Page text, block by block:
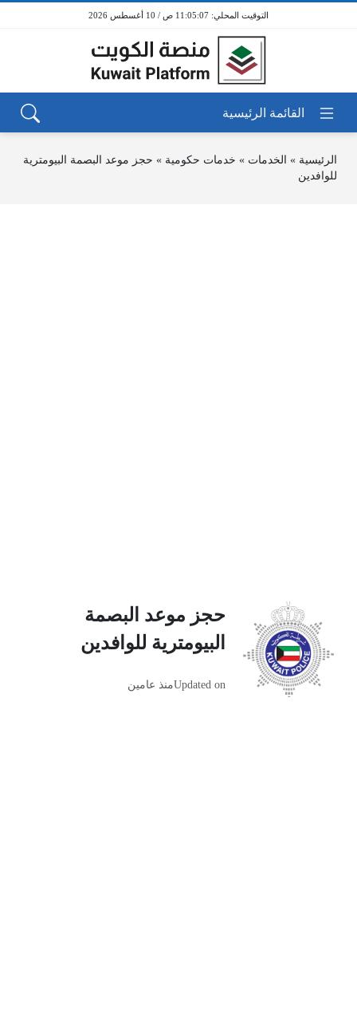
11:05:07 ص / 10 أغسطس 2026
الرئيسية » الخدمات » خدمات حكومية » حجز موعد البصمة البيومترية
للوافدين
حجز موعد البصمة
البيومترية للوافدين
Updated onمنذ عامين